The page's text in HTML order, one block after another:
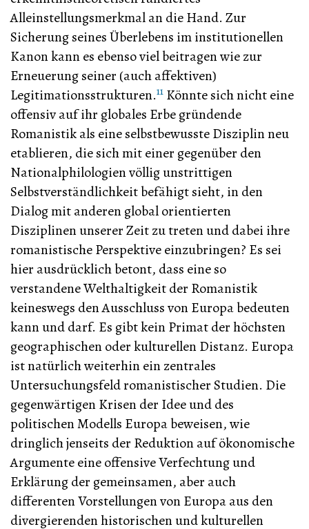
Alleinstellungsmerkmal an die Hand. Zur
Sicherung seines Überlebens im institutionellen
Kanon kann es ebenso viel beitragen wie zur
Erneuerung seiner (auch affektiven)
Legitimationsstrukturen.11 Könnte sich nicht eine
offensiv auf ihr globales Erbe gründende
Romanistik als eine selbstbewusste Disziplin neu
etablieren, die sich mit einer gegenüber den
Nationalphilologien völlig unstrittigen
Selbstverständlichkeit befähigt sieht, in den
Dialog mit anderen global orientierten
Disziplinen unserer Zeit zu treten und dabei ihre
romanistische Perspektive einzubringen? Es sei
hier ausdrücklich betont, dass eine so
verstandene Welthaltigkeit der Romanistik
keineswegs den Ausschluss von Europa bedeuten
kann und darf. Es gibt kein Primat der höchsten
geographischen oder kulturellen Distanz. Europa
ist natürlich weiterhin ein zentrales
Untersuchungsfeld romanistischer Studien. Die
gegenwärtigen Krisen der Idee und des
politischen Modells Europa beweisen, wie
dringlich jenseits der Reduktion auf ökonomische
Argumente eine offensive Verfechtung und
Erklärung der gemeinsamen, aber auch
differenten Vorstellungen von Europa aus den
divergierenden historischen und kulturellen